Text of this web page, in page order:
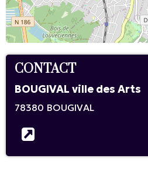
CONTACT
BOUGIVAL ville des Arts
78380 BOUGIVAL